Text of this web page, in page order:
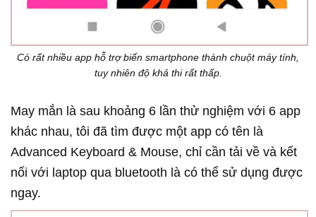
Có rất nhiều app hỗ trợ biến smartphone thành chuột máy tính,
tuy nhiên độ khả thi rất thấp.
May mắn là sau khoảng 6 lần thử nghiệm với 6 app
khác nhau, tôi đã tìm được một app có tên là
Advanced Keyboard & Mouse, chỉ cần tải về và kết
nối với laptop qua bluetooth là có thể sử dụng được
ngay.